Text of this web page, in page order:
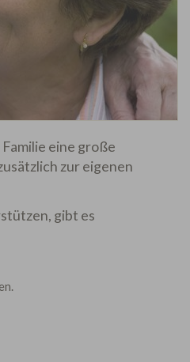
eine große
zur eigenen
gibt es